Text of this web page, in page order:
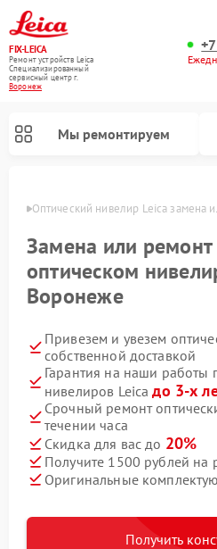
FIX-LEICA
Ремонт устройств Leica
Специализированный
cервисный центр г.
Воронеж
Мы ремонтируем
Оптический нивелир Leica замена
Замена или ремонт
оптическом
Воронеже
Привезем и увезем
собственной доставкой
Гарантия на наши работы
нивелиров Leicaдо 3-х
Срочный ремонт
течении часа
Скидка для вас до 20%
Получите 1500 рублей на
Оригинальные
Получить